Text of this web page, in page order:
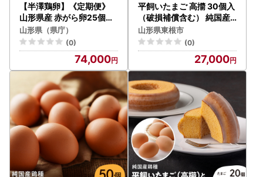
【半澤鶏卵】《定期便》
山形県産 赤がら卵25個（
破損補償5個含む）×6回
国産鶏種もみじ F2Y-548
8
山形県（県庁）
(0)
74,000
平飼いたまご 高擶 30個入
（破損補償含む） 純国産
鶏種 たまご 卵
山形県東根市
(0)
27,000